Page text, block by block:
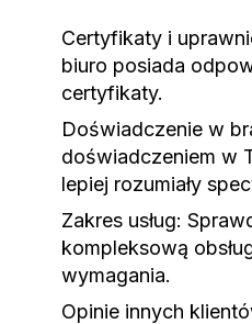
Certyfikaty i
biuro posiada
certyfikaty.
Doświadczenie w
doświadczeniem w
lepiej rozumiały
Zakres usług:
kompleksową
wymagania.
Opinie innych